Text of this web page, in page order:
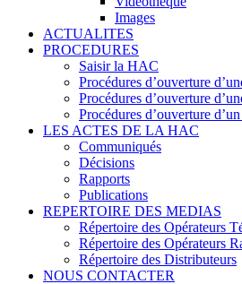
Images
ACTUALITES
PROCEDURES
Saisir la HAC
Procédures d’ouverture
Procédures d’ouverture
Procédures d’ouverture
LES ACTES DE LA HAC
Communiqués
Décisions
Rapports
Publications
REPERTOIRE DES MEDIAS
Répertoire des Opérateurs
Répertoire des Opérateurs
Répertoire des Distributeurs
NOUS CONTACTER